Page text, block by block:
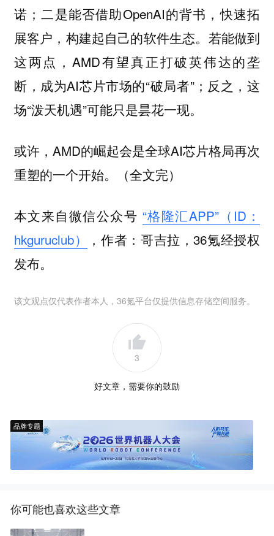
诺；二是能否借助OpenAI的背书，快速拓
展客户，构建起自己的软件生态。若能做到
这两点，AMD有望真正打破英伟达的垄
断，成为AI芯片市场的“破局者”；反之，这
场“泼天机遇”可能只是昙花一现。
或许，AMD的崛起会是全球AI芯片格局再次
重塑的一个开始。（全文完）
本文来自微信公众号 “格隆汇APP”（ID：
hkguruclub）
，作者：哥吉拉，36氪经授权
发布。
该文观点仅代表作者本人，36氪平台仅提供信息存储空间服务。
3
好文章，需要你的鼓励
品牌专题
你可能也喜欢这些文章